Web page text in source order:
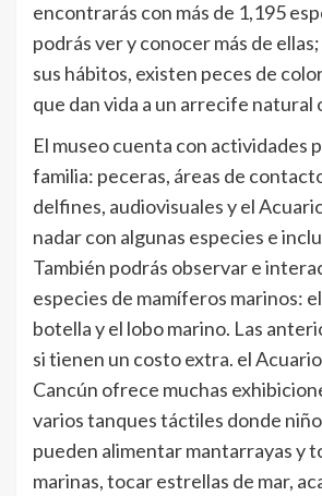
encontrarás con más de 1,195
podrás ver y conocer más de
sus hábitos, existen peces de
que dan vida a un arrecife natural
El museo cuenta con actividades
familia: peceras, áreas de
delfines, audiovisuales y el
nadar con algunas especies e
También podrás observar e
especies de mamíferos marinos:
botella y el lobo marino. Las
si tienen un costo extra. el
Cancún ofrece muchas
varios tanques táctiles donde
pueden alimentar mantarrayas y
marinas, tocar estrellas de mar,